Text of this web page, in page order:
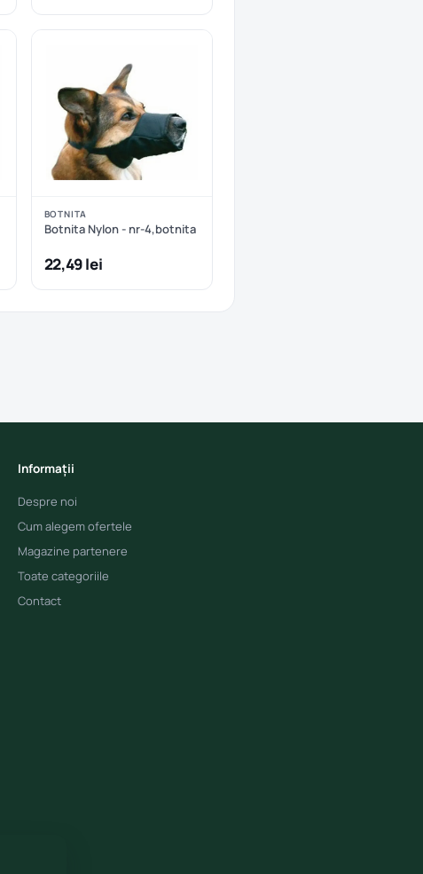
BOTNITA
Botnita Nylon - nr-4,botnita
22,49 lei
Informații
Despre noi
Cum alegem ofertele
Magazine partenere
Toate categoriile
Contact